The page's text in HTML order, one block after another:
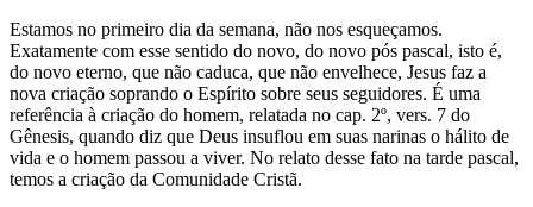
Estamos no primeiro dia da semana, não nos esqueçamos.
Exatamente com esse sentido do novo, do novo pós pascal, isto é,
do novo eterno, que não caduca, que não envelhece, Jesus faz a
nova criação soprando o Espírito sobre seus seguidores. É uma
referência à criação do homem, relatada no cap. 2º, vers. 7 do
Gênesis, quando diz que Deus insuflou em suas narinas o hálito de
vida e o homem passou a viver. No relato desse fato na tarde pascal,
temos a criação da Comunidade Cristã.